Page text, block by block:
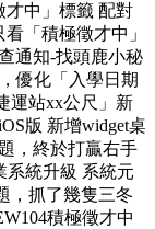
才中」標籤 配對
「積極徵才中」
通知-找頭鹿小秘
優化「入學日期
運站xx公尺」新
版 新增widget桌
，終於打贏右手
系統升級 系統元
，抓了幾隻三冬
積極徵才中